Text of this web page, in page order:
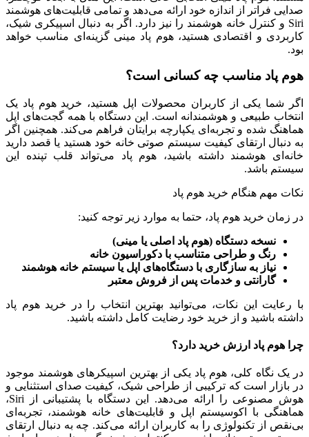
صدایی فراتر از اندازه خود ارائه می‌دهد و تمامی قابلیت‌های هوشمند
Siri و کنترل خانه هوشمند را نیز دارد. اگر به دنبال اسپیکری شیک،
کاربردی و اقتصادی هستید، هوم پاد مینی گزینه‌ای مناسب خواهد
بود.
هوم پاد مناسب چه کسانی است؟
اگر شما یکی از کاربران محصولات اپل هستید، خرید هوم پاد یک
انتخاب طبیعی و هوشمندانه است. این دستگاه با همه گجت‌های اپل
هماهنگ شده و تجربه‌ای یکپارچه برایتان فراهم می‌کند. همچنین اگر
به دنبال ارتقای کیفیت سیستم صوتی خانه خود هستید یا قصد دارید
خانه‌ای هوشمند داشته باشید، هوم پاد می‌تواند قلب تپنده این
سیستم باشد.
نکات مهم هنگام خرید هوم پاد
در زمان خرید هوم پاد، حتما به موارد زیر توجه کنید:
نسخه دستگاه (هوم پاد اصلی یا مینی)
رنگ و طراحی متناسب با دکوراسیون خانه
نیاز به سازگاری با دستگاه‌های اپل یا سیستم خانه هوشمند
گارانتی و خدمات پس از فروش معتبر
با رعایت این نکات، می‌توانید بهترین انتخاب را در خرید هوم پاد
داشته باشید و از خرید خود رضایت کامل داشته باشید.
چرا هوم پاد ارزش خرید دارد؟
در یک نگاه کلی، هوم پاد یکی از بهترین اسپیکرهای هوشمند موجود
در بازار است که ترکیبی از طراحی شیک، کیفیت صدای استثنایی و
هوش مصنوعی را ارائه می‌دهد. این دستگاه با پشتیبانی از Siri،
هماهنگی با اکوسیستم اپل و قابلیت‌های خانه هوشمند، تجربه‌ای
بی‌نقص از تکنولوژی را به کاربران ارائه می‌کند. چه به دنبال ارتقای